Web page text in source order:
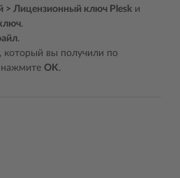
> Лицензионный ключ Plesk и
.
.
который вы получили по
нажмите OK.